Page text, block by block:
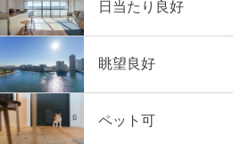
日当たり良好
眺望良好
ペット可